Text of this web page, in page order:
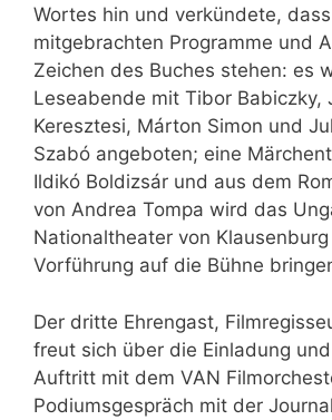
Wortes hin und verkündete,
mitgebrachten Programme und
Zeichen des Buches stehen: es
Leseabende mit Tibor Babiczky,
Keresztesi, Márton Simon und
Szabó angeboten; eine
Ildikó Boldizsár und aus dem
von Andrea Tompa wird das
Nationaltheater von Klausenburg
Vorführung auf die Bühne
Der dritte Ehrengast,
freut sich über die Einladung
Auftritt mit dem VAN
Podiumsgespräch mit der